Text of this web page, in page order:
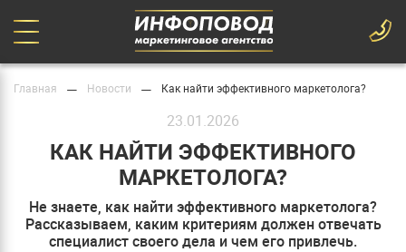
Главная — Новости — Как найти эффективного маркетолога?
23.01.2026
КАК НАЙТИ ЭФФЕКТИВНОГО
МАРКЕТОЛОГА?
Не знаете, как найти эффективного маркетолога?
Рассказываем, каким критериям должен отвечать
специалист своего дела и чем его привлечь.